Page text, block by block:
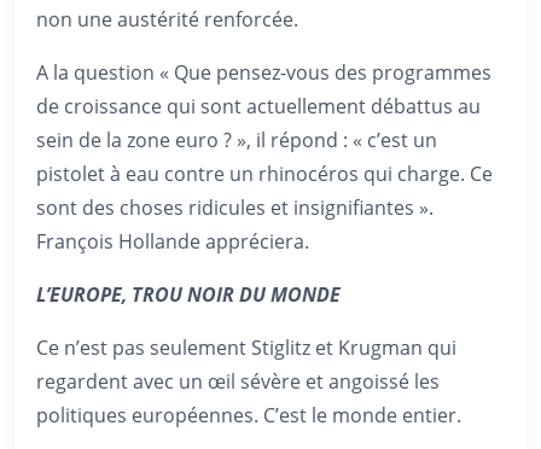
non une austérité renforcée.
A la question « Que pensez-vous des programmes
de croissance qui sont actuellement débattus au
sein de la zone euro ? », il répond : « c’est un
pistolet à eau contre un rhinocéros qui charge. Ce
sont des choses ridicules et insignifiantes ».
François Hollande appréciera.
L’EUROPE, TROU NOIR DU MONDE
Ce n’est pas seulement Stiglitz et Krugman qui
regardent avec un œil sévère et angoissé les
politiques européennes. C’est le monde entier.